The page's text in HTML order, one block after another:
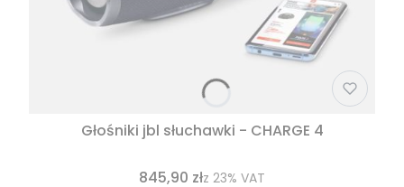
Głośniki jbl słuchawki - CHARGE 4
845,90 złz 23% VAT